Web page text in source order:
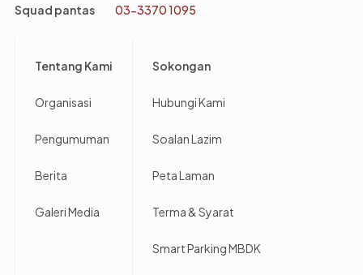
Squad pantas 03-3370 1095
Tentang Kami
Organisasi
Pengumuman
Berita
Galeri Media
Sokongan
Hubungi Kami
Soalan Lazim
Peta Laman
Terma & Syarat
Smart Parking MBDK